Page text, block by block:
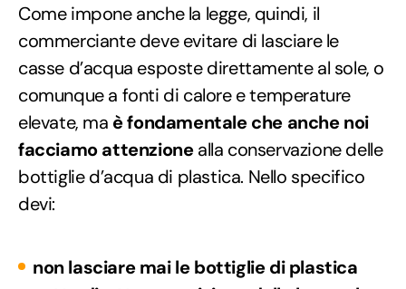
Come impone anche la legge, quindi, il
commerciante deve evitare di lasciare le
casse d’acqua esposte direttamente al sole, o
comunque a fonti di calore e temperature
elevate, ma è fondamentale che anche noi
facciamo attenzionealla conservazione delle
bottiglie d’acqua di plastica. Nello specifico
devi:
non lasciare mai le bottiglie di plastica